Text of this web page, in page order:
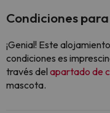
Condiciones
¡Genial! Este
condiciones es
través del apartado de
mascota.